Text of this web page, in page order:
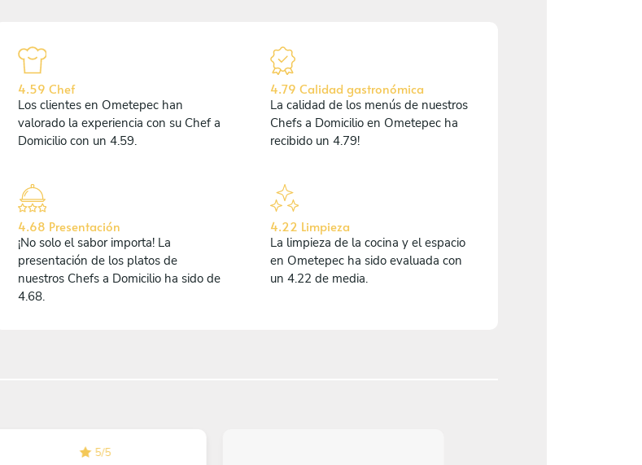
4.59 Chef
Los clientes en Ometepec han
valorado la experiencia con su Chef a
Domicilio con un 4.59.
4.79 Calidad gastronómica
La calidad de los menús de nuestros
Chefs a Domicilio en Ometepec ha
recibido un 4.79!
4.68 Presentación
¡No solo el sabor importa! La
presentación de los platos de
nuestros Chefs a Domicilio ha sido de
4.68.
4.22 Limpieza
La limpieza de la cocina y el espacio
en Ometepec ha sido evaluada con
un 4.22 de media.
5/5